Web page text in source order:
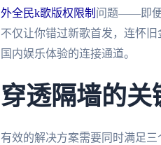
外全民k歌版权限制 问题——即便
不仅让你错过新歌首发，连怀
国内娱乐体验的连接通道。
穿透隔墙的关
有效的解决方案需要同时满足